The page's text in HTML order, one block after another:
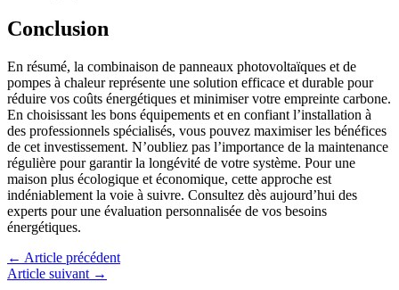
Conclusion
En résumé, la combinaison de panneaux photovoltaïques et de
pompes à chaleur représente une solution efficace et durable pour
réduire vos coûts énergétiques et minimiser votre empreinte carbone.
En choisissant les bons équipements et en confiant l’installation à
des professionnels spécialisés, vous pouvez maximiser les bénéfices
de cet investissement. N’oubliez pas l’importance de la maintenance
régulière pour garantir la longévité de votre système. Pour une
maison plus écologique et économique, cette approche est
indéniablement la voie à suivre. Consultez dès aujourd’hui des
experts pour une évaluation personnalisée de vos besoins
énergétiques.
← Article précédent
Article suivant →